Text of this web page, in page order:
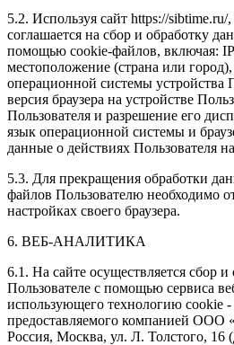
5.2. Используя сайт https://sibtime.ru/
соглашается на сбор и обработку
помощью cookie-файлов, включая:
местоположение (страна или
операционной системы устройства
версия браузера на устройстве
Пользователя и разрешение его
язык операционной системы и
данные о действиях Пользователя
5.3. Для прекращения обработки
файлов Пользователю необходимо
настройках своего браузера.
6. ВЕБ-АНАЛИТИКА
6.1. На сайте осуществляется сбор
Пользователе с помощью сервиса
использующего технологию cookie
предоставляемого компанией
Россия, Москва, ул. Л. Толстого, 16